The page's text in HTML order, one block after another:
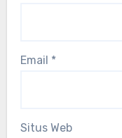
Email *
Situs Web